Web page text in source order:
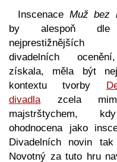
Inscenace Muž bez
by alespoň dle
nejprestižnějších
divadelních
získala, měla být
kontextu tvorby
divadla zcela
majstrštychem,
ohodnocena jako
Divadelních novin
Novotný za tuto hru